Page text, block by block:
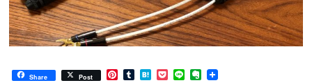
Share Post
P
T
H
P
L
E